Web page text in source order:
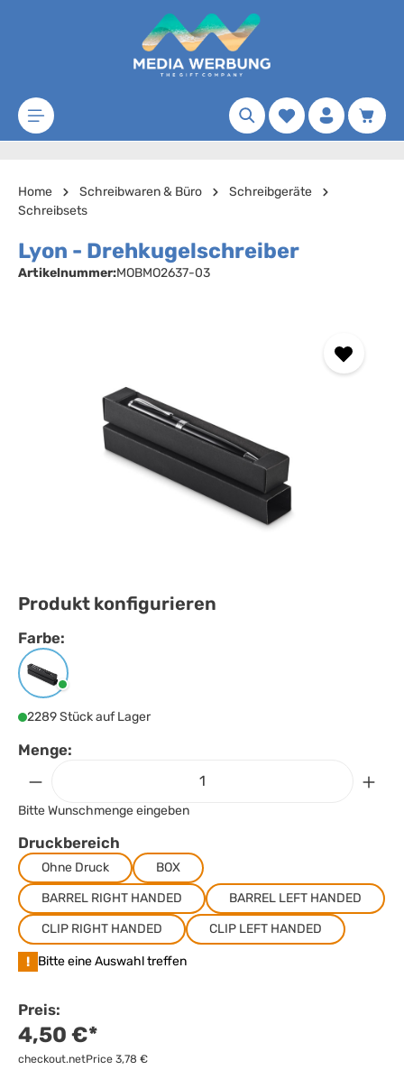
Zum Hauptinhalt springen
Merkzettel
Home Schreibwaren & Büro
Schreibgeräte
Schreibsets
Lyon - Drehkugelschreiber
Artikelnummer:MOBMO2637-03
Produkt konfigurieren
Farbe:
Farbeauswählen
Schwarz
2289 Stück auf Lager
Menge:
Bitte Wunschmenge eingeben
Druckbereich
Ohne Druck
BOX
BARREL RIGHT HANDED
BARREL LEFT HANDED
CLIP RIGHT HANDED
CLIP LEFT HANDED
! Bitte eine Auswahl treffen
Preis:
4,50 €*
checkout.netPrice 3,78 €